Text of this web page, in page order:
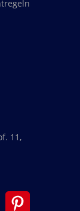
11,